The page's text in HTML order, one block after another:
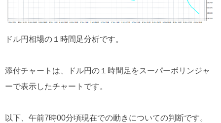
ドル円相場の１時間足分析です。
添付チャートは、ドル円の１時間足をスーパーボリンジャ
ーで表示したチャートです。
以下、午前7時00分頃現在での動きについての判断です。